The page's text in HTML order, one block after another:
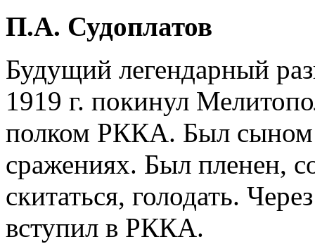
П.А. Судоплатов
Будущий легендарный
1919 г. покинул
полком РККА. Был сыном
сражениях. Был пленен,
скитаться, голодать.
вступил в РККА.